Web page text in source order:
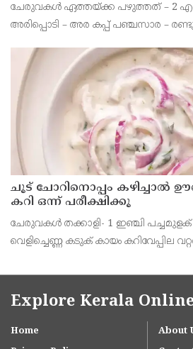
ചേരുവകൾ ഏത്തയ്ക്ക പഴുത്തത് – 2
അരിപ്പൊടി – അര കപ്പ് പഞ്ചസാര –
എണ്ണ – വറുക്കാൻ ആവശ്യത്തിന് വെള്ളം
ചൂട് ചോറിനൊപ്പം
കറി ഒന്ന് പരീക്ഷിക്കൂ
ചേരുവകൾ തക്കാളി- 1 ഇഞ്ചി
വെളിച്ചെണ്ണ കടുക് കായം കറിവേപ്പില
ചെറുതായി അരിഞ്ഞെടുക്കാം.
Explore Kerala
Home
About